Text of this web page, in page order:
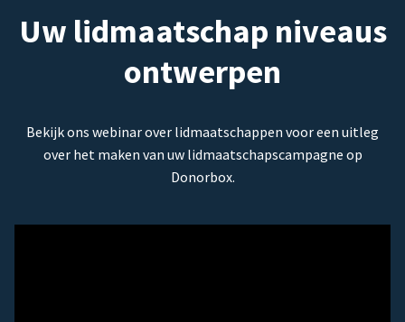
Uw lidmaatschap niveaus
ontwerpen
Bekijk ons webinar over lidmaatschappen voor een uitleg
over het maken van uw lidmaatschapscampagne op
Donorbox.